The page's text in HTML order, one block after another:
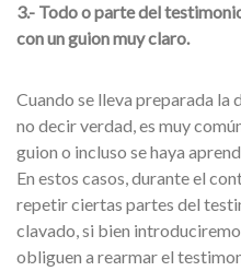
3.- Todo o parte del
con un guion muy claro.
Cuando se lleva preparada
no decir verdad, es muy
guion o incluso se haya
En estos casos, durante el
repetir ciertas partes del
clavado, si bien
obliguen a rearmar el